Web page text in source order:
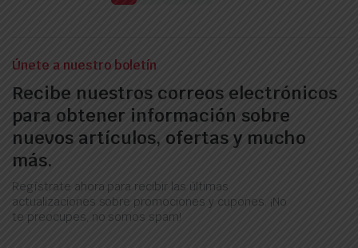
Únete a nuestro boletín
Recibe nuestros correos electrónicos
para obtener información sobre
nuevos artículos, ofertas y mucho
más.
Regístrate ahora para recibir las últimas
actualizaciones sobre promociones y cupones. ¡No
te preocupes, no somos spam!